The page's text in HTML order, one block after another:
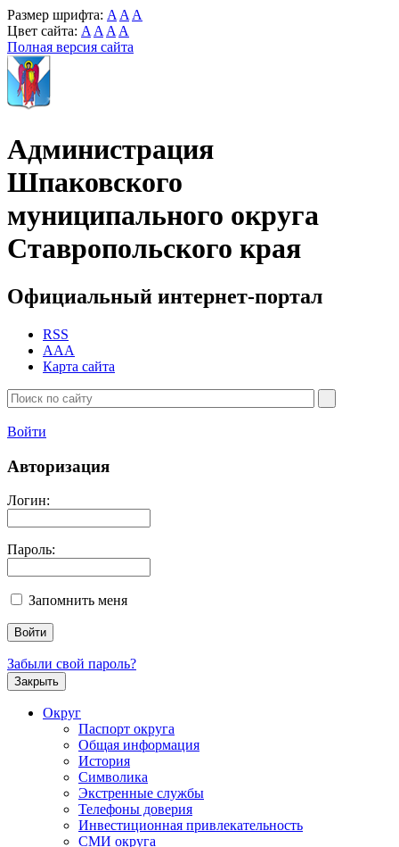
Размер шрифта: A A A
Цвет сайта: A A A A
Полная версия сайта
Администрация
Шпаковского
муниципального округа
Ставропольского края
Официальный интернет-портал
RSS
AAA
Карта сайта
Войти
Авторизация
Логин:
Пароль:
Запомнить меня
Забыли свой пароль?
Закрыть
Округ
Паспорт округа
Общая информация
История
Символика
Экстренные службы
Телефоны доверия
Инвестиционная привлекательность
СМИ округа